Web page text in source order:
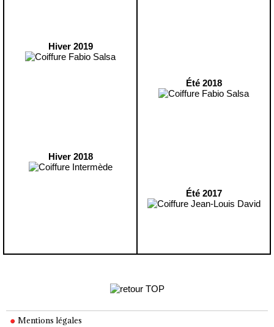
Hiver 2019
Hiver 2018
Été 2018
Été 2017
Mentions légales